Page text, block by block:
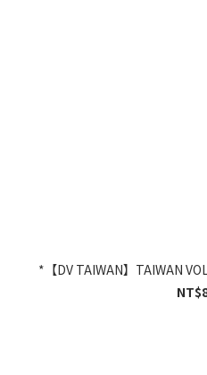
*【DV TAIWAN】TAIWAN